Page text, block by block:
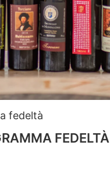
fedeltà
FEDELTÀ